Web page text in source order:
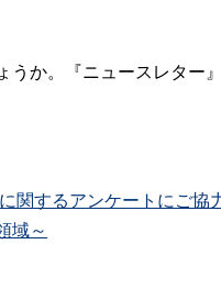
か。『ニュースレター
関するアンケートにご協
域～